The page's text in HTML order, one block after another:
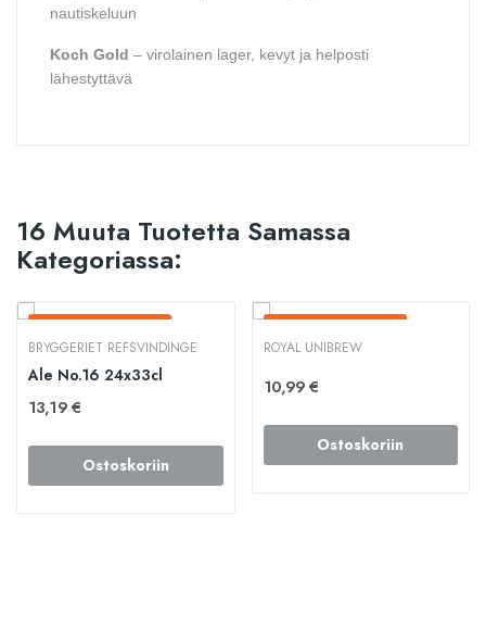
nautiskeluun
Koch Gold – virolainen lager, kevyt ja helposti
lähestyttävä
16 Muuta Tuotetta Samassa
Kategoriassa:
Loppunut Varastosta
BRYGGERIET REFSVINDINGE
Ale No.16 24x33cl
13,19 €
Ostoskoriin
Loppunut Varastosta
ROYAL UNIBREW
10,99 €
Ostoskoriin